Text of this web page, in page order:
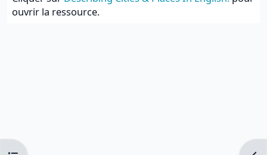
ouvrir la ressource.